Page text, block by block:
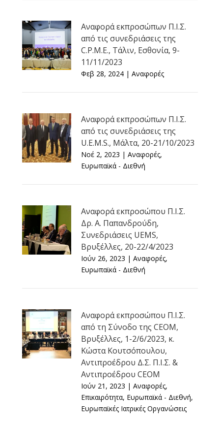
Αναφορά εκπροσώπων Π.Ι.Σ.
από τις συνεδριάσεις της
C.P.M.E., Τάλιν, Εσθονία, 9-
11/11/2023
Φεβ 28, 2024| Αναφορές
Αναφορά εκπροσώπων Π.Ι.Σ.
από τις συνεδριάσεις της
U.E.M.S., Μάλτα, 20-21/10/2023
Νοέ 2, 2023 | Αναφορές,
Ευρωπαϊκά - Διεθνή
Αναφορά εκπροσώπου Π.Ι.Σ.
Δρ. Α. Παπανδρούδη,
Συνεδριάσεις UEMS,
Βρυξέλλες, 20-22/4/2023
Ιούν 26, 2023 | Αναφορές,
Ευρωπαϊκά - Διεθνή
Αναφορά εκπροσώπου Π.Ι.Σ.
από τη Σύνοδο της CEOM,
Βρυξέλλες, 1-2/6/2023, κ.
Κώστα Κουτσόπουλου,
Αντιπροέδρου Δ.Σ. Π.Ι.Σ. &
Αντιπροέδρου CEOM
Ιούν 21, 2023 | Αναφορές,
Επικαιρότητα, Ευρωπαϊκά - Διεθνή,
Ευρωπαϊκές Ιατρικές Οργανώσεις